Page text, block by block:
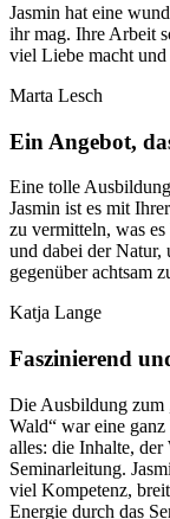
Jasmin hat eine
ihr mag. Ihre Arbeit
viel Liebe macht
Marta Lesch
Ein Angebot,
Eine tolle
Jasmin ist es mit
zu vermitteln, was
und dabei der Natur,
gegenüber achtsam
Katja Lange
Faszinierend
Die Ausbildung zum
Wald“ war eine
alles: die Inhalte,
Seminarleitung.
viel Kompetenz,
Energie durch das